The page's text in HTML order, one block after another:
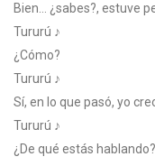
Bien… ¿sabes?, estuve
Tururú ♪
¿Cómo?
Tururú ♪
Sí, en lo que pasó, yo
Tururú ♪
¿De qué estás hablando?